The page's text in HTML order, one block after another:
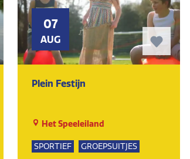
07
AUG
Plein Festijn
Het Speeleiland
SPORTIEF GROEPSUITJES